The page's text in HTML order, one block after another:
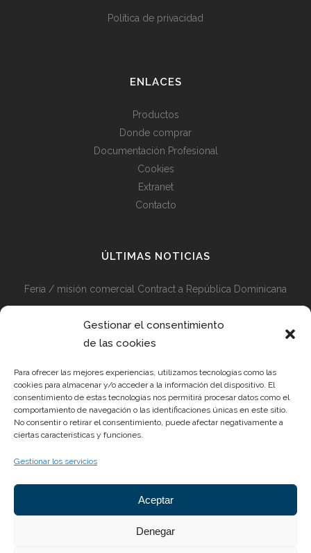
Gestionar el consentimiento
de las cookies
Para ofrecer las mejores experiencias, utilizamos tecnologías como las
cookies para almacenar y/o acceder a la información del dispositivo. El
consentimiento de estas tecnologías nos permitirá procesar datos como el
comportamiento de navegación o las identificaciones únicas en este sitio.
No consentir o retirar el consentimiento, puede afectar negativamente a
ciertas características y funciones.
Gestionar los servicios
Aceptar
Denegar
Política de privacidad
ENLACES
Productos
Donde comprar
Documentación Profesional
Cookies
Extranet
Contacto
ÚLTIMAS NOTICIAS
Feria / misión comercial Contract a República Dominicana
Misión comercial Contract Perú y Colombia + Visita Feria
Diseño en Medellín 2024
REYES ORDOÑEZ DESIGN S.L.
Pol. Ind. Las Teresas, c/Dr. Pedro Pons Nave 2. CP 30510
Yecla (Murcia)
info@reyesordonez.com
Teléfono: 968 752 885